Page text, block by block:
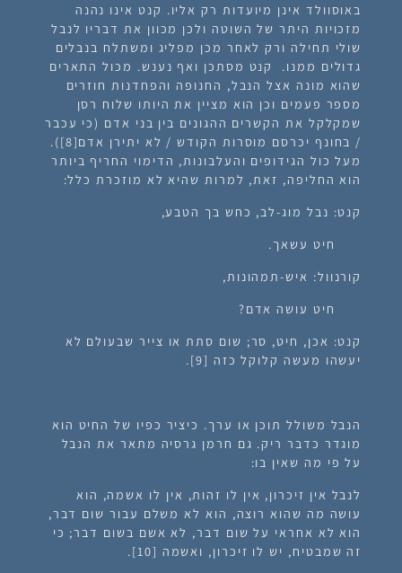
באוסוולד אינן מיועדות רק אליו. קנט אינו נהנה
מזכויות היתר של השוטה ולכן מכוון את דבריו לנבל
שולי תחילה ורק לאחר מכן מפליג ומשתלח בנבלים
גדולים ממנו. קנט מסתכן ואף נענש. מכול התארים
שהוא מונה אצל הנבל, החנופה והפחדנות חוזרים
מספר פעמים וכן הוא מציין את היותו שלוח רסן
שמקלקל את הקשרים ההגונים בין בני אדם (כי עכבר
/ בחונף יכרסם מוסרות הקודש / לא יתירן אדם
[8]).
מעל כול הגידופים והעלבונות, הדימוי החריף ביותר
הוא החליפה, זאת, למרות שהיא לא מוזכרת כלל:
קנט: נבל מוג-לב, כחש בך הטבע,
חיט עשאך.
קורנוול: איש-תמהונות,
חיט עושה אדם?
קנט: אכן, חיט, סר; שום סתת או צייר שבעולם לא
יעשהו מעשה קלוקל כזה [9].
הנבל משולל תוכן או ערך. כיציר כפיו של החיט הוא
מוגדר כדבר ריק. גם חרמן גרסיה מתאר את הנבל
על פי מה שאין בו:
לנבל אין זיכרון, אין לו זהות, אין לו אשמה, הוא
עושה מה שהוא רוצה, הוא לא משלם עבור שום דבר,
הוא לא אחראי על שום דבר, לא אשם בשום דבר; כי
זה שמבטיח, יש לו זיכרון, ואשמה [10].